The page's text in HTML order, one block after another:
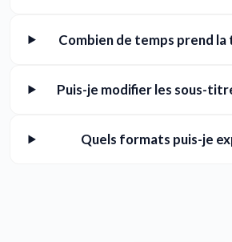
Combien de temps prend la
Puis-je modifier les sous-
Quels formats puis-je